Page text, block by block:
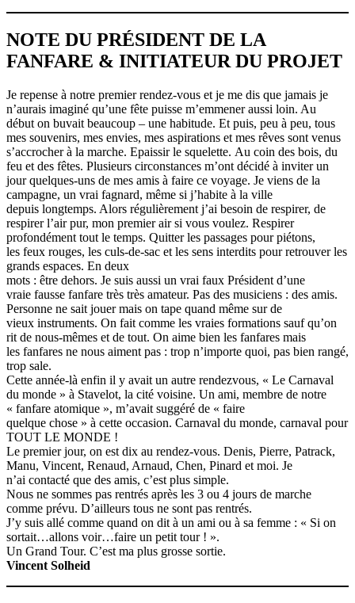
NOTE DU PRÉSIDENT DE LA
FANFARE & INITIATEUR DU PROJET
Je repense à notre premier rendez-vous et je me dis que jamais je
n’aurais imaginé qu’une fête puisse m’emmener aussi loin. Au
début on buvait beaucoup – une habitude. Et puis, peu à peu, tous
mes souvenirs, mes envies, mes aspirations et mes rêves sont venus
s’accrocher à la marche. Epaissir le squelette. Au coin des bois, du
feu et des fêtes. Plusieurs circonstances m’ont décidé à inviter un
jour quelques-uns de mes amis à faire ce voyage. Je viens de la
campagne, un vrai fagnard, même si j’habite à la ville
depuis longtemps. Alors régulièrement j’ai besoin de respirer, de
respirer l’air pur, mon premier air si vous voulez. Respirer
profondément tout le temps. Quitter les passages pour piétons,
les feux rouges, les culs-de-sac et les sens interdits pour retrouver les
grands espaces. En deux
mots : être dehors. Je suis aussi un vrai faux Président d’une
vraie fausse fanfare très très amateur. Pas des musiciens : des amis.
Personne ne sait jouer mais on tape quand même sur de
vieux instruments. On fait comme les vraies formations sauf qu’on
rit de nous-mêmes et de tout. On aime bien les fanfares mais
les fanfares ne nous aiment pas : trop n’importe quoi, pas bien rangé,
trop sale.
Cette année-là enfin il y avait un autre rendezvous, « Le Carnaval
du monde » à Stavelot, la cité voisine. Un ami, membre de notre
« fanfare atomique », m’avait suggéré de « faire
quelque chose » à cette occasion. Carnaval du monde, carnaval pour
TOUT LE MONDE !
Le premier jour, on est dix au rendez-vous. Denis, Pierre, Patrack,
Manu, Vincent, Renaud, Arnaud, Chen, Pinard et moi. Je
n’ai contacté que des amis, c’est plus simple.
Nous ne sommes pas rentrés après les 3 ou 4 jours de marche
comme prévu. D’ailleurs tous ne sont pas rentrés.
J’y suis allé comme quand on dit à un ami ou à sa femme : « Si on
sortait…allons voir…faire un petit tour ! ».
Un Grand Tour. C’est ma plus grosse sortie.
Vincent Solheid